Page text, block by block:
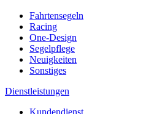
Fahrtensegeln
Racing
One-Design
Segelpflege
Neuigkeiten
Sonstiges
Dienstleistungen